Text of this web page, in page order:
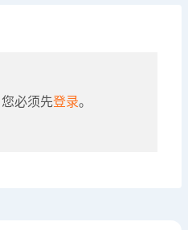
必须先登录。